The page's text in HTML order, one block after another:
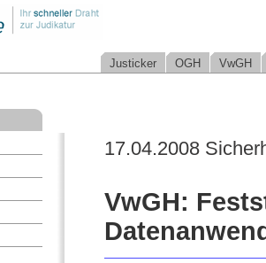
Justicker OGH VwGH
17.04.2008
VwGH: